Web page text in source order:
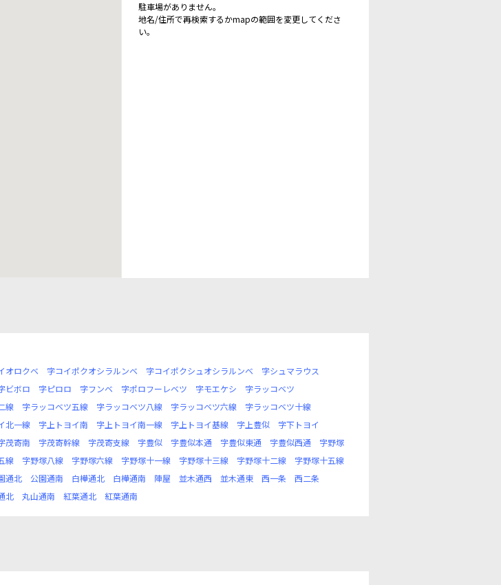
駐車場がありません。
地名/住所で再検索するかmapの範囲を変更してくださ
い。
オロクベ 字コイポクオシラルンベ 字コイポクシュオシラルンベ
字シュマラウス
ビボロ 字ピロロ 字フンベ 字ポロフーレベツ 字モエケシ
字ラッコベツ
線 字ラッコベツ五線 字ラッコベツ八線 字ラッコベツ六線
字ラッコベツ十線
北一線 字上トヨイ南 字上トヨイ南一線 字上トヨイ基線 字上豊似
字下トヨイ
茂寄南 字茂寄幹線 字茂寄支線 字豊似 字豊似本通 字豊似東通 字豊似西通
字野塚
線 字野塚八線 字野塚六線 字野塚十一線 字野塚十三線 字野塚十二線
字野塚十五線
通北 公園通南 白樺通北 白樺通南 陣屋 並木通西 並木通東 西一条
西二条
北 丸山通南 紅葉通北 紅葉通南